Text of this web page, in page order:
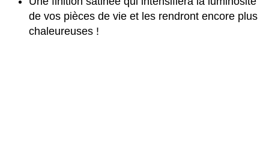
de vos pièces de vie et les rendront encore plus
chaleureuses !